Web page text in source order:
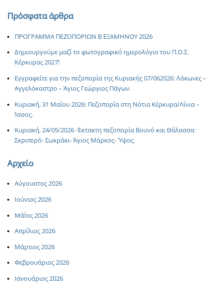
Πρόσφατα άρθρα
ΠΡΟΓΡΑΜΜΑ ΠΕΖΟΠΟΡΙΩΝ Β ΕΞΑΜΗΝΟΥ 2026
Δημιουργούμε μαζί το φωτογραφικό ημερολόγιο του Π.Ο.Σ.
Κέρκυρας 2027!
Εγγραφείτε για την πεζοπορία της Κυριακής 07/062026: Λάκωνες –
Αγγελόκαστρο – Άγιος Γεώργιος Πάγων.
Κυριακή, 31 Μαΐου 2026: Πεζοπορία στη Νότια Κέρκυρα/Λίνια –
Ίσσος.
Κυριακή, 24/05/2026 -Έκτακτη πεζοπορία Βουνό και Θάλασσα:
Σκριπερό- Σωκράκι- Άγιος Μάρκος- Ύψος.
Αρχείο
Αύγουστος 2026
Ιούνιος 2026
ΜάΪος 2026
Απρίλιος 2026
Μάρτιος 2026
Φεβρουάριος 2026
Ιανουάριος 2026